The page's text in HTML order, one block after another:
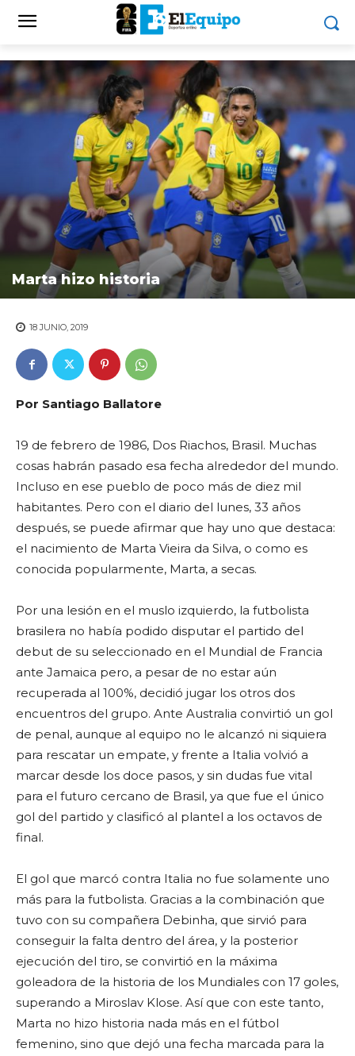
Marta hizo historia
18 JUNIO, 2019
Por Santiago Ballatore
19 de febrero de 1986, Dos Riachos, Brasil. Muchas
cosas habrán pasado esa fecha alrededor del mundo.
Incluso en ese pueblo de poco más de diez mil
habitantes. Pero con el diario del lunes, 33 años
después, se puede afirmar que hay uno que destaca:
el nacimiento de Marta Vieira da Silva, o como es
conocida popularmente, Marta, a secas.
Por una lesión en el muslo izquierdo, la futbolista
brasilera no había podido disputar el partido del
debut de su seleccionado en el Mundial de Francia
ante Jamaica pero, a pesar de no estar aún
recuperada al 100%, decidió jugar los otros dos
encuentros del grupo. Ante Australia convirtió un gol
de penal, aunque al equipo no le alcanzó ni siquiera
para rescatar un empate, y frente a Italia volvió a
marcar desde los doce pasos, y sin dudas fue vital
para el futuro cercano de Brasil, ya que fue el único
gol del partido y clasificó al plantel a los octavos de
final.
El gol que marcó contra Italia no fue solamente uno
más para la futbolista. Gracias a la combinación que
tuvo con su compañera Debinha, que sirvió para
conseguir la falta dentro del área, y la posterior
ejecución del tiro, se convirtió en la máxima
goleadora de la historia de los Mundiales con 17 goles,
superando a Miroslav Klose. Así que con este tanto,
Marta no hizo historia nada más en el fútbol
femenino, sino que dejó una fecha marcada para la